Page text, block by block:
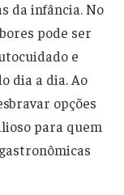
da infância. No
pode ser
e
dia a dia. Ao
opções
para quem